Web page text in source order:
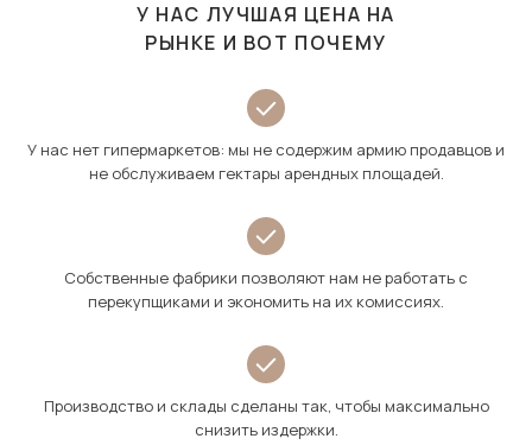
У НАС ЛУЧШАЯ ЦЕНА НА
РЫНКЕ И ВОТ ПОЧЕМУ
У нас нет гипермаркетов: мы не содержим армию продавцов и
не обслуживаем гектары арендных площадей.
Собственные фабрики позволяют нам не работать с
перекупщиками и экономить на их комиссиях.
Производство и склады сделаны так, чтобы максимально
снизить издержки.